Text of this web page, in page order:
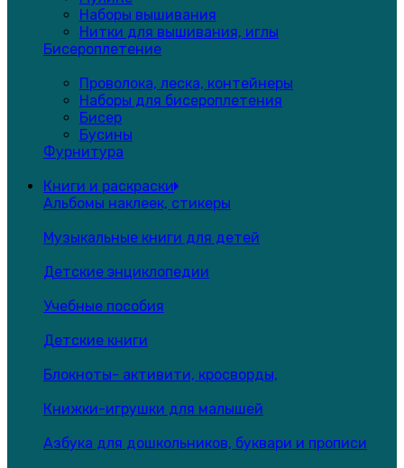
Наборы вышивания
Нитки для вышивания, иглы
Бисероплетение
Проволока, леска, контейнеры
Наборы для бисероплетения
Бисер
Бусины
Фурнитура
Книги и раскраски
Альбомы наклеек, стикеры
Музыкальные книги для детей
Детские энциклопедии
Учебные пособия
Детские книги
Блокноты- активити, кросворды,
Книжки-игрушки для малышей
Азбука для дошкольников, буквари и прописи